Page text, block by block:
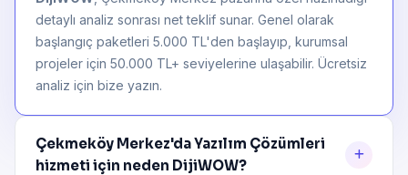
detaylı analiz sonrası net teklif sunar. Genel olarak
başlangıç paketleri 5.000 TL'den başlayıp, kurumsal
projeler için 50.000 TL+ seviyelerine ulaşabilir. Ücretsiz
analiz için bize yazın.
Çekmeköy Merkez'da Yazılım Çözümleri
hizmeti için neden DijiWOW?